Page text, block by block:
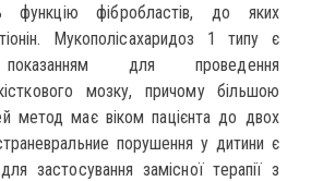
функцію фібробластів, до яких
Мукополісахаридоз 1 типу є
для проведення
мозку, причому більшою
метод має віком пацієнта до двох
порушення у дитини є
застосування замісної терапії з